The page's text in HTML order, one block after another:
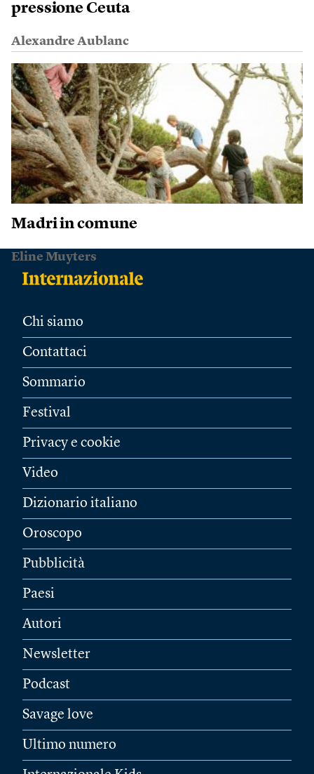
pressione Ceuta
Alexandre Aublanc
Madri in comune
Eline Muyters
Chi siamo
Contattaci
Sommario
Festival
Privacy e cookie
Video
Dizionario italiano
Oroscopo
Pubblicità
Paesi
Autori
Newsletter
Podcast
Savage love
Ultimo numero